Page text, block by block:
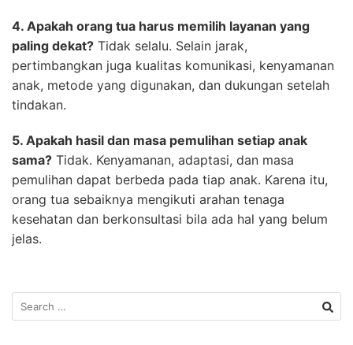
4. Apakah orang tua harus memilih layanan yang
paling dekat? Tidak selalu. Selain jarak,
pertimbangkan juga kualitas komunikasi, kenyamanan
anak, metode yang digunakan, dan dukungan setelah
tindakan.
5. Apakah hasil dan masa pemulihan setiap anak
sama? Tidak. Kenyamanan, adaptasi, dan masa
pemulihan dapat berbeda pada tiap anak. Karena itu,
orang tua sebaiknya mengikuti arahan tenaga
kesehatan dan berkonsultasi bila ada hal yang belum
jelas.
Search
for: